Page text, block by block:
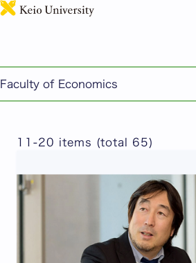
Faculty of Economics
これまでのインタビュー記事
Japanese
11-20 items (total 65)